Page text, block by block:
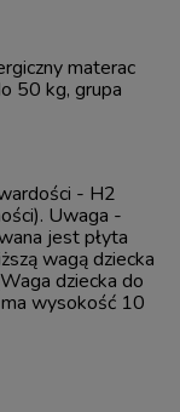
materac
50 kg, grupa
- H2
Uwaga -
jest płyta
wagą dziecka
dziecka do
wysokość 10